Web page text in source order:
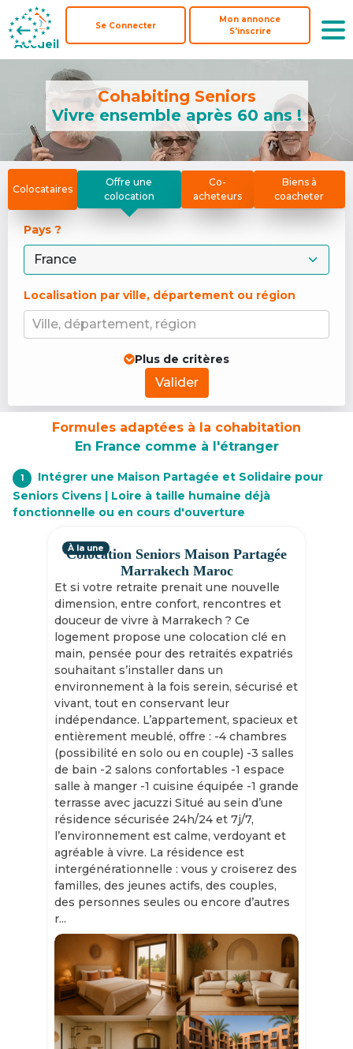
Accueil
Se Connecter
Mon annonce
S'inscrire
Accueil
Se Connecter
Mon annonce
S'inscrire
Cohabiting Seniors
Vivre ensemble après 60 ans !
Colocataires
Offre une
colocation
Co-
acheteurs
Biens à
coacheter
Pays ?
Localisation par ville, département ou région
Ville, département, région
Plus de critères
Valider
Formules adaptées à la cohabitation
En France comme à l'étranger
1
Intégrer une Maison Partagée et Solidaire pour
Seniors Civens | Loire à taille humaine déjà
fonctionnelle ou en cours d'ouverture
Colocation Seniors Maison Partagée
Marrakech Maroc
Et si votre retraite prenait une nouvelle
dimension, entre confort, rencontres et
douceur de vivre à Marrakech ? Ce
logement propose une colocation clé en
main, pensée pour des retraités expatriés
souhaitant s’installer dans un
environnement à la fois serein, sécurisé et
vivant, tout en conservant leur
indépendance. L’appartement, spacieux et
entièrement meublé, offre : -4 chambres
(possibilité en solo ou en couple) -3 salles
de bain -2 salons confortables -1 espace
salle à manger -1 cuisine équipée -1 grande
terrasse avec jacuzzi Situé au sein d’une
résidence sécurisée 24h/24 et 7j/7,
l’environnement est calme, verdoyant et
agréable à vivre. La résidence est
intergénérationnelle : vous y croiserez des
familles, des jeunes actifs, des couples,
des personnes seules ou encore d’autres
r...
À la une
Slide 1 of 11